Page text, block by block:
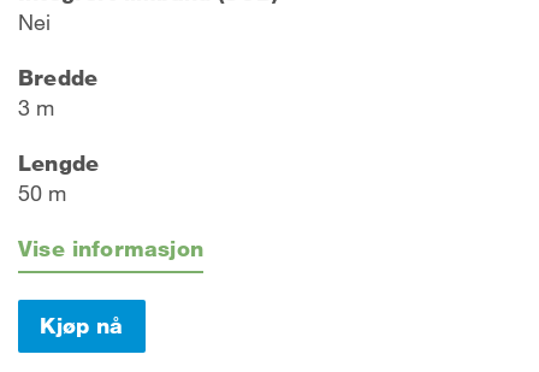
Nei
Bredde
3 m
Lengde
50 m
Vise informasjon
Kjøp nå